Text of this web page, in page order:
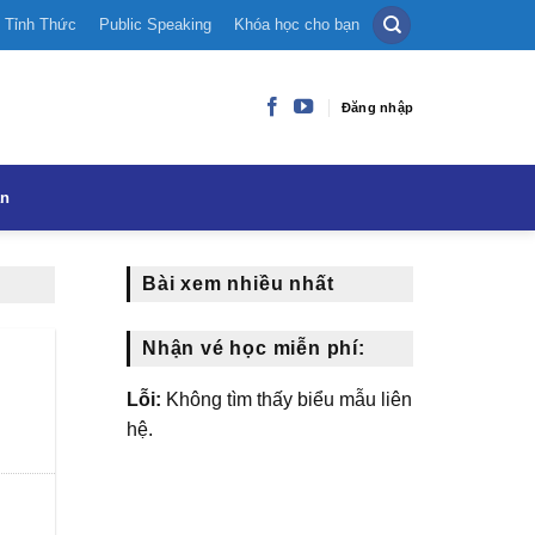
Tỉnh Thức Public Speaking Khóa học cho bạn
Đăng nhập
Bài xem nhiều nhất
Nhận vé học miễn phí:
Lỗi: Không tìm thấy biểu mẫu liên
hệ.